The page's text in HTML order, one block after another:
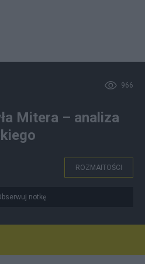
966
Mitera – analiza
ROZMAITOŚCI
notkę